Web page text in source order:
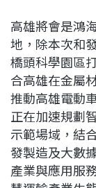
高雄將會是鴻
地，除本次和
橋頭科學園區
合高雄在金屬
推動高雄電動
正在加速規劃
示範場域，結
發製造及大數
產業與應用服